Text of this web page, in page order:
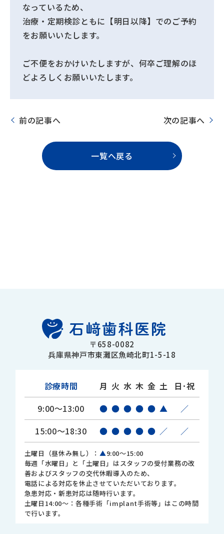
なっているため、
治療・定期検診ともに【明日以降】でのご予約
をお願いいたします。
ご不便をおかけいたしますが、何卒ご理解のほ
どよろしくお願いいたします。
前の記事へ 次の記事へ
一覧へ戻る
〒658-0082
兵庫県神戸市東灘区魚崎北町1-5-18
診療時間 月 火 水 木 金 土
日･祝
9:00～13:00
● ● ● ● ● ▲
／
15:00～18:30
● ● ● ● ● ／ ／
土曜日（昼休み無し）： ▲9:00～15:00
毎週「水曜日」と「土曜日」はスタッフの受付業務の改
善およびスタッフの交代休暇導入のため、
電話による対応を休止させていただいております。
急患対応・新患対応は随時行います。
土曜日14:00～：各種手術「implant手術等」はこの時間
で行います。